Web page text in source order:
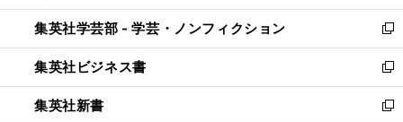
開
く
ウ
で
開
く
ン
ド
ウ
で
開
く
ウ
ィ
ン
ド
ウ
で
集英社学芸部 - 学芸・ノンフィクション
新
し
い
ウ
ィ
集英社ビジネス書
新
し
い
集英社新書
新